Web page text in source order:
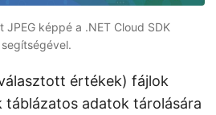
JPEG képpé a .NET Cloud SDK
segítségével.
értékek) fájlok
táblázatos adatok tárolására